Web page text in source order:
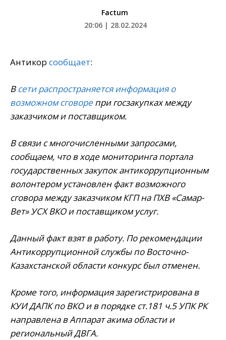
Factum
20:06 | 28.02.2024
Антикор сообщает:
В сети распространяется информация о
возможном сговоре при госзакупках между
заказчиком и поставщиком.
В связи с многочисленными запросами,
сообщаем, что в ходе мониторинга портала
государственных закупок антикоррупционным
волонтером установлен факт возможного
сговора между заказчиком КГП на ПХВ «Самар-
Вет» УСХ ВКО и поставщиком услуг.
Данный факт взят в работу. По рекомендации
Антикоррупционной службы по Восточно-
Казахстанской области конкурс был отменен.
Кроме того, информация зарегистрирована в
КУИ ДАПК по ВКО и в порядке ст.181 ч.5 УПК РК
направлена в Аппарат акима области и
региональный ДВГА.